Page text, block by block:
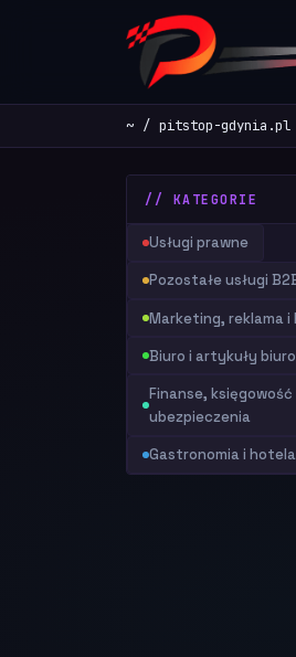
~ pitstop-gdynia.pl
// KATEGORIE
Usługi prawne
Pozostałe usługi
Marketing, reklama i
Biuro i artykuły
Finanse, księgowość
ubezpieczenia
Gastronomia i